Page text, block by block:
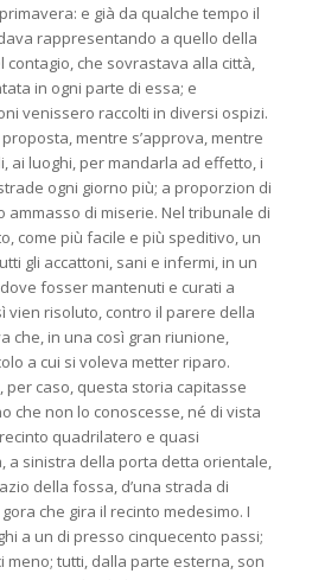
e già da qualche tempo il
rappresentando a quello della
che sovrastava alla città,
in ogni parte di essa; e
venissero raccolti in diversi ospizi.
mentre s’approva, mentre
ai luoghi, per mandarla ad effetto, i
ogni giorno più; a proporzion di
ammasso di miserie. Nel tribunale di
come più facile e più speditivo, un
gli accattoni, sani e infermi, in un
fosser mantenuti e curati a
vien risoluto, contro il parere della
che, in una così gran riunione,
a cui si voleva metter riparo.
per caso, questa storia capitasse
che non lo conoscesse, né di vista
quadrilatero e quasi
a sinistra della porta detta orientale,
della fossa, d’una strada di
che gira il recinto medesimo. I
a un di presso cinquecento passi;
meno; tutti, dalla parte esterna, son